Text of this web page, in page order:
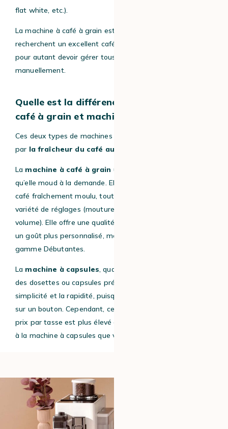
flat white, etc.).
La machine à café à grain est idéale pour ceux qui
recherchent un excellent café fraîchement moulu, sans
pour autant devoir gérer tous les paramètres
manuellement.
Quelle est la différence entre machine à
café à grain et machine à capsules ?
Ces deux types de machines se distinguent avant tout
par la fraîcheur du café au moment de l’extraction.
La machine à café à grain utilise du café en grain
qu’elle moud à la demande. Elle permet de profiter d’un
café fraîchement moulu, tout en donnant accès à une
variété de réglages (mouture, intensité, température,
volume). Elle offre une qualité d’extraction supérieure et
un goût plus personnalisé, même sur les machines de la
gamme Débutantes.
La machine à capsules, quant à elle, fonctionne avec
des dosettes ou capsules pré-remplies. Elle mise sur la
simplicité et la rapidité, puisqu’il vous suffira d’appuyer
sur un bouton. Cependant, cette commodité a un coût : le
prix par tasse est plus élevé et le choix de café est limité
à la machine à capsules que vous possédez.